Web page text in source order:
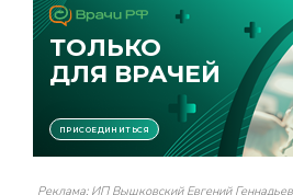
Реклама: ИП Вышковский Евгений